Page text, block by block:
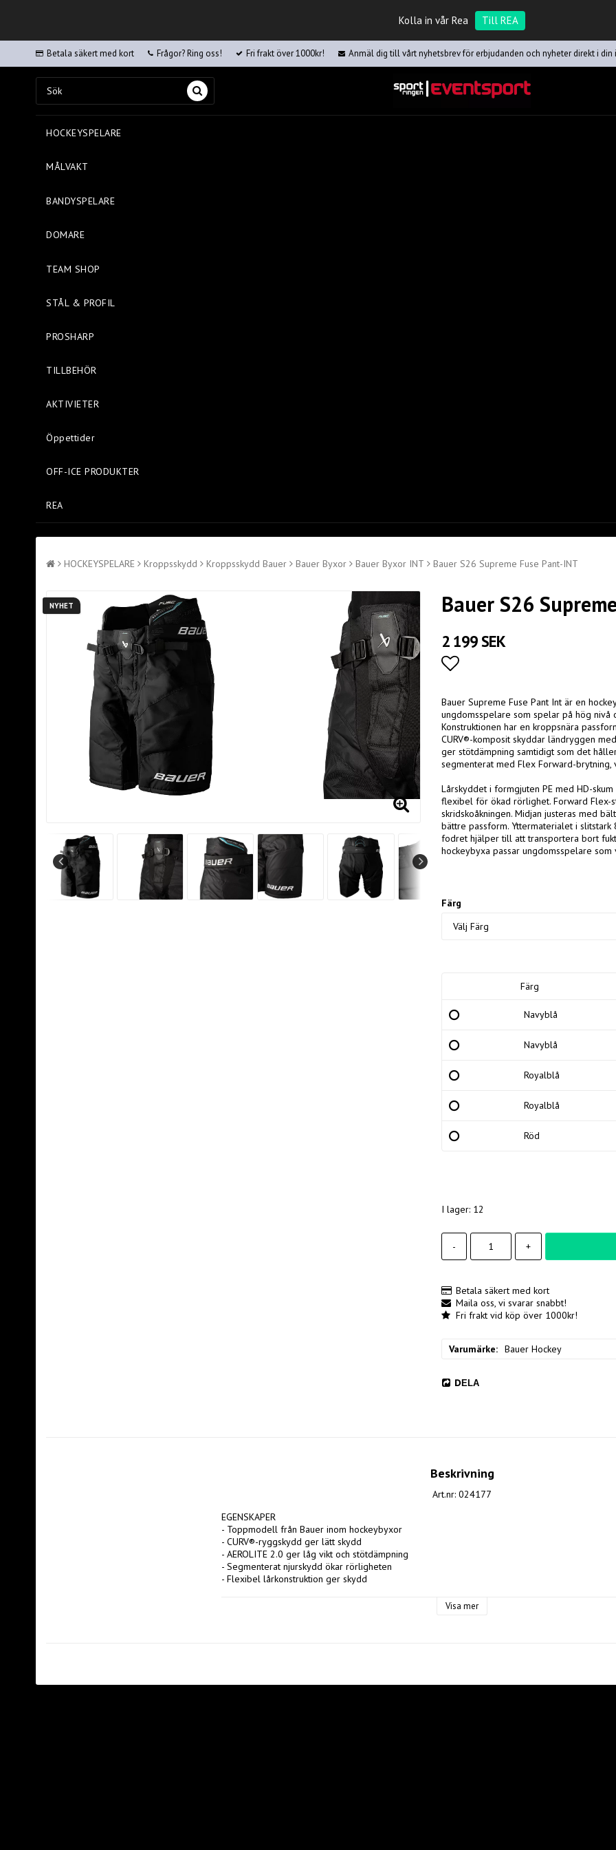
Kolla in vår Rea Till REA
Betala säkert med kort Frågor? Ring oss! Fri frakt över 1000kr! Anmäl dig till vårt nyhetsbrev för erbjudanden och nyheter direkt i din
HOCKEYSPELARE
MÅLVAKT
BANDYSPELARE
DOMARE
TEAM SHOP
STÅL & PROFIL
PROSHARP
TILLBEHÖR
AKTIVIETER
Öppettider
OFF-ICE PRODUKTER
REA
HOCKEYSPELARE Kroppsskydd Kroppsskydd Bauer Bauer Byxor Bauer Byxor INT Bauer S26 Supreme Fuse Pant-INT
NYHET Bauer S26
2 199 SEK
Bauer Supreme Fuse Pant Int är en
ungdomsspelare som spelar på hög
Konstruktionen har en kroppsnära
CURV®-komposit skyddar ländryggen
ger stötdämpning samtidigt som det
segmenterat med Flex Forward-
Lårskyddet i formgjuten PE med HD-
flexibel för ökad rörlighet. Forward Flex-
skridskoåkningen. Midjan justeras med
bättre passform. Yttermaterialet i slitstark
fodret hjälper till att transportera bort
hockeybyxa passar ungdomsspelare
Färg
Färg
Navyblå
Navyblå
Royalblå
Royalblå
Röd
I lager: 12
- +
Betala säkert med kort
Maila oss, vi svarar snabbt!
Fri frakt vid köp över 1000kr!
Varumärke Bauer Hockey
DELA
Beskrivning
Art.nr: 024177
EGENSKAPER
- Toppmodell från Bauer inom hockeybyxor
- CURV®-ryggskydd ger lätt skydd
- AEROLITE 2.0 ger låg vikt och stötdämpning
- Segmenterat njurskydd ökar rörligheten
- Flexibel lårkonstruktion ger skydd
Visa mer